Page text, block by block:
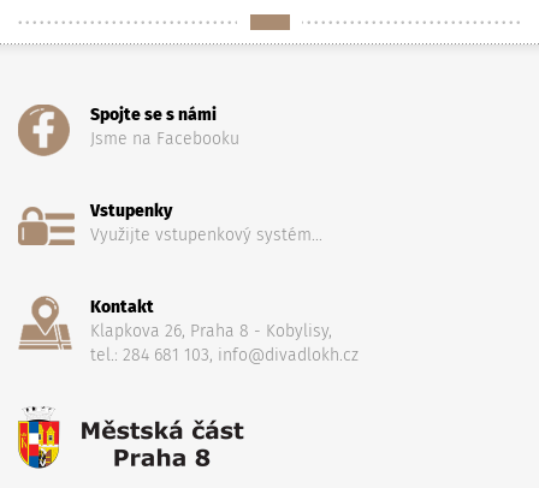
Spojte se s námi
Jsme na Facebooku
Vstupenky
Využijte vstupenkový systém...
Kontakt
Klapkova 26, Praha 8 - Kobylisy,
tel.: 284 681 103, info@divadlokh.cz